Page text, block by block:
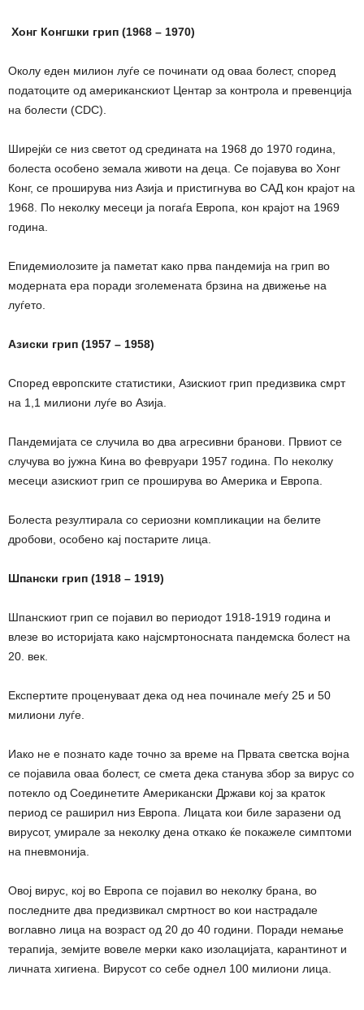
Хонг Конгшки грип (1968 – 1970)
Околу еден милион луѓе се починати од оваа болест, според
податоците од американскиот Центар за контрола и превенција
на болести (CDC).
Ширејќи се низ светот од средината на 1968 до 1970 година,
болеста особено земала животи на деца. Се појавува во Хонг
Конг, се проширува низ Азија и пристигнува во САД кон крајот на
1968. По неколку месеци ја погаѓа Европа, кон крајот на 1969
година.
Епидемиолозите ја паметат како прва пандемија на грип во
модерната ера поради зголемената брзина на движење на
луѓето.
Азиски грип (1957 – 1958)
Според европските статистики, Азискиот грип предизвика смрт
на 1,1 милиони луѓе во Азија.
Пандемијата се случила во два агресивни бранови. Првиот се
случува во јужна Кина во февруари 1957 година. По неколку
месеци азискиот грип се проширува во Америка и Европа.
Болеста резултирала со сериозни компликации на белите
дробови, особено кај постарите лица.
Шпански грип (1918 – 1919)
Шпанскиот грип се појавил во периодот 1918-1919 година и
влезе во историјата како најсмртоносната пандемска болест на
20. век.
Експертите проценуваат дека од неа починале меѓу 25 и 50
милиони луѓе.
Иако не е познато каде точно за време на Првата светска војна
се појавила оваа болест, се смета дека станува збор за вирус со
потекло од Соединетите Американски Држави кој за краток
период се раширил низ Европа. Лицата кои биле заразени од
вирусот, умирале за неколку дена откако ќе покажеле симптоми
на пневмонија.
Овој вирус, кој во Европа се појавил во неколку брана, во
последните два предизвикал смртност во кои настрадале
воглавно лица на возраст од 20 до 40 години. Поради немање
терапија, земјите вовеле мерки како изолацијата, карантинот и
личната хигиена. Вирусот со себе однел 100 милиони лица.